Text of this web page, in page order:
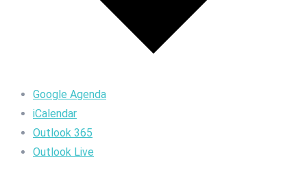
Google Agenda
iCalendar
Outlook 365
Outlook Live